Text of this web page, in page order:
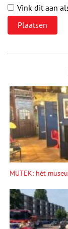
Vink dit aan
MUTEK: hét